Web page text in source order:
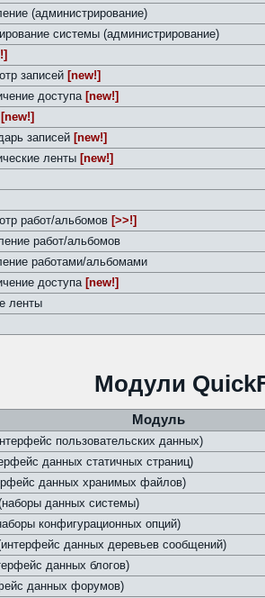
(администрирование)
системы (администрирование)
записей [new!]
доступа [new!]
[new!]
записей [new!]
ленты [new!]
работ/альбомов [>>!]
работ/альбомов
работами/альбомами
доступа [new!]
ленты
Модули
Модуль
пользовательских данных)
данных статичных страниц)
данных хранимых файлов)
данных системы)
конфигурационных опций)
данных деревьев сообщений)
данных блогов)
данных форумов)